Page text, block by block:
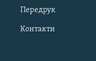
Передрук
Контакти